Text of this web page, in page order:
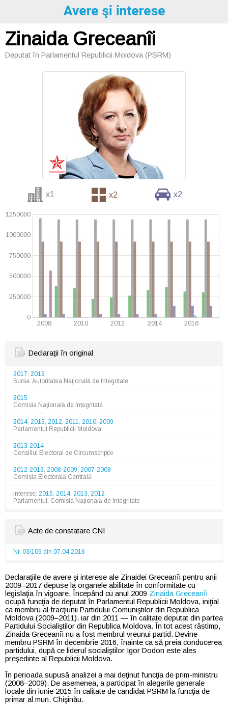
Zinaida Greceanîi
Deputat în Parlamentul Republicii Moldova (PSRM)
x1 x2 x2
2008 2010 2012 2014 2016
0
250000
500000
750000
1000000
1250000
Declaraţii în original
2017, 2016
Sursa: Autoritatea Naţională de Integritate
2015
Comisia Naţională de Integritate
2014, 2013, 2012, 2011, 2010, 2009
Parlamentul Republicii Moldova
2013-2014
Consiliul Electoral de Circumscripţie
2012-2013, 2008-2009, 2007-2008
Comisia Electorală Centrală
Interese: 2015, 2014, 2013, 2012
Parlamentul, Comisia Naţională de Integritate
Acte de constatare CNI
Nr. 03/106 din 07.04.2016
Declaraţiile de avere şi interese ale Zinaidei Greceanîi pentru anii
2009–2017 depuse la organele abilitate în conformitate cu
legislaţia în vigoare. Începând cu anul 2009 Zinaida Greceanîi
ocupă funcţia de deputat în Parlamentul Republicii Moldova, iniţial
ca membru al fracţiunii Partidului Comuniştilor din Republica
Moldova (2009–2011), iar din 2011 — în calitate deputat din partea
Partidului Socialiştilor din Republica Moldova. În tot acest răstimp,
Zinaida Greceanîi nu a fost membrul vreunui partid. Devine
membru PSRM în decembrie 2016, înainte ca să preia conducerea
partidului, după ce liderul socialiştilor Igor Dodon este ales
preşedinte al Republicii Moldova.
În perioada supusă analizei a mai deţinut funcţia de prim-ministru
(2008–2009). De asemenea, a participat în alegerile generale
locale din iunie 2015 în calitate de candidat PSRM la funcţia de
primar al mun. Chişinău.